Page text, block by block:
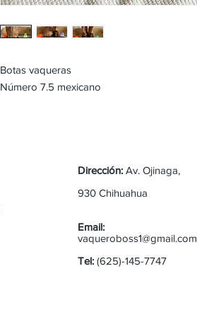
Botas vaqueras
Número 7.5 mexicano
Dirección: Av. Ojinaga,
930 Chihuahua
Email:
vaqueroboss1@gmail.com
Tel: (625)-145-7747